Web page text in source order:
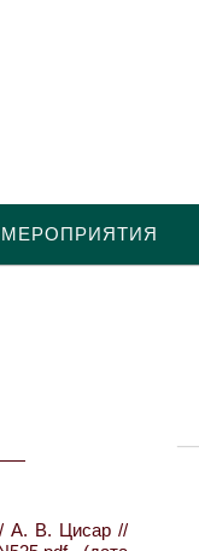
/ А. В. Цисар //